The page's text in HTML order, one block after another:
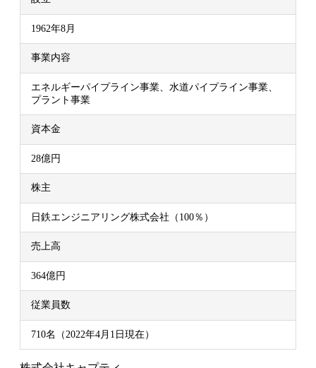
1962年8月
事業内容
エネルギーパイプライン事業、水道パイプライン事業、
プラント事業
資本金
28億円
株主
日鉄エンジニアリング株式会社（100％）
売上高
364億円
従業員数
710名（2022年4月1日現在）